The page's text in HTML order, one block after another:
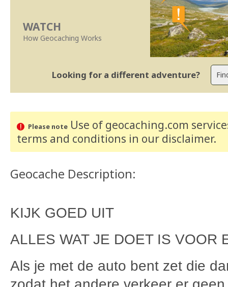
WATCH
How Geocaching Works
Looking for a different adventure?
Please noteUse of geocaching.com
terms and conditions in our disclaimer.
Geocache Description:
KIJK GOED UIT
ALLES WAT JE DOET IS VOOR
Als je met de auto bent zet die